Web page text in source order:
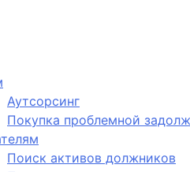
Аутсорсинг
Покупка проблемной
Поиск активов должников